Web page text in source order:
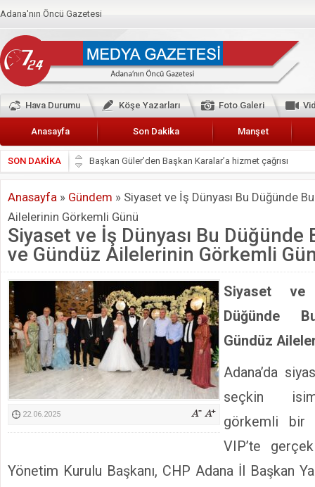
Adana'nın Öncü Gazetesi
Hava Durumu Köşe Yazarları Foto Galeri
Anasayfa Son Dakika Manşet
SON DAKİKA
Başkan Güler’den Başkan Karalar’a hizmet çağrısı
Lokantacılar ve Kebapçılar Esnaf Odası Başkanı Şefik
Hak-İş Abdurrahman Yücel
HDP İL BİNASININ ÖNÜNDE ANNELER TARİH
CEYHAN TİCARET ODASI
BÖLGEMİZ ÇUKUROVA’DA 2019 YILI PAMUK
İyi Parti Yüreğir İlçe Başkanı Enis Akyürek
Kimyasallardan Koruma Derneği Başkanı Cennet Çelik
Anasayfa » Gündem » Siyaset ve İş Dünyası Bu Düğünde
Ailelerinin Görkemli Günü
Siyaset ve İş Dünyası Bu
ve Gündüz Ailelerinin Görkemli
22.06.2025
Siyaset
Düğünde
Gündüz
Adana’da
seçkin
görkemli bir
VIP’te
Yönetim Kurulu Başkanı, CHP Adana İl Başkan